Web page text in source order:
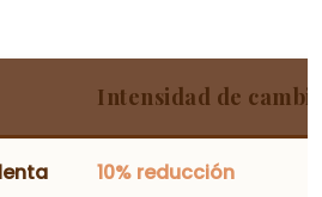
Intensidad de
10% reducción